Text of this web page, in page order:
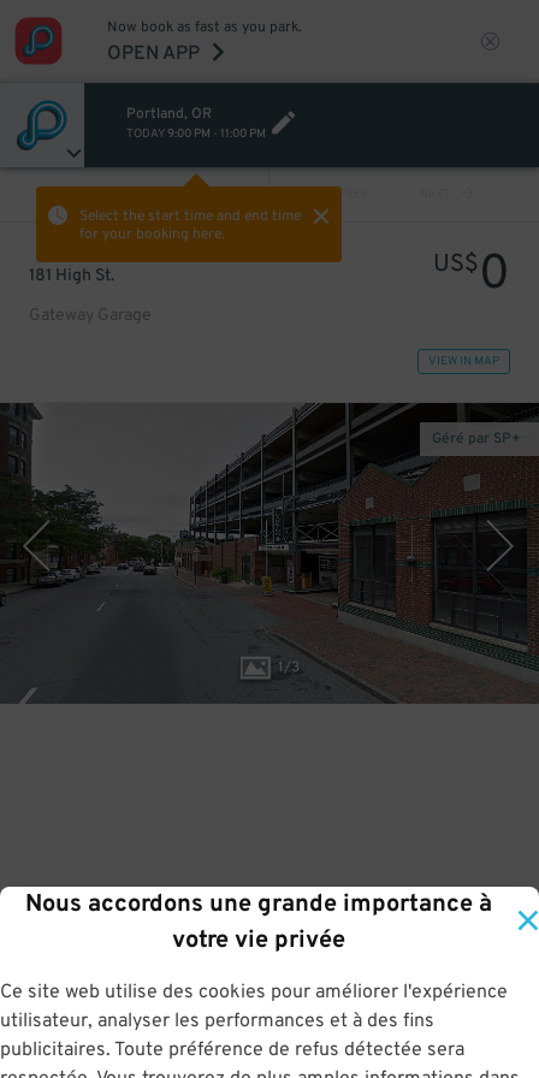
Nous accordons une grande importance à
votre vie privée
Ce site web utilise des cookies pour améliorer l'expérience
utilisateur, analyser les performances et à des fins
publicitaires. Toute préférence de refus détectée sera
Now book as fast as you park.
OPEN APP
Portland, OR
TODAY 9:00 PM - 11:00 PM
Select the start time and end time
for your booking here.
PREV
181 High St.
Gateway Garage
US$0
VIEW IN MAP
1/3
Géré par SP+